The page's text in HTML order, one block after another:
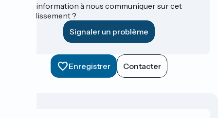
Une information à nous communiquer sur cet
établissement ?
Signaler un problème
Enregistrer Contacter